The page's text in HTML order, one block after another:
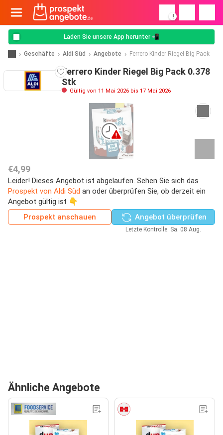
!
Laden Sie unsere App herunter 📲
Geschäfte Aldi Süd Angebote Ferrero Kinder Riegel Big Pack
Ferrero Kinder Riegel Big Pack 0.378
Stk
Gültig von 11 Mai 2026 bis 17 Mai 2026
€4,99
Leider! Dieses Angebot ist abgelaufen. Sehen Sie sich das
Prospekt von Aldi Süd an oder überprüfen Sie, ob derzeit ein
Angebot gültig ist 👇
Prospekt anschauen
Angebot überprüfen
Letzte Kontrolle: Sa. 08 Aug.
Ähnliche Angebote